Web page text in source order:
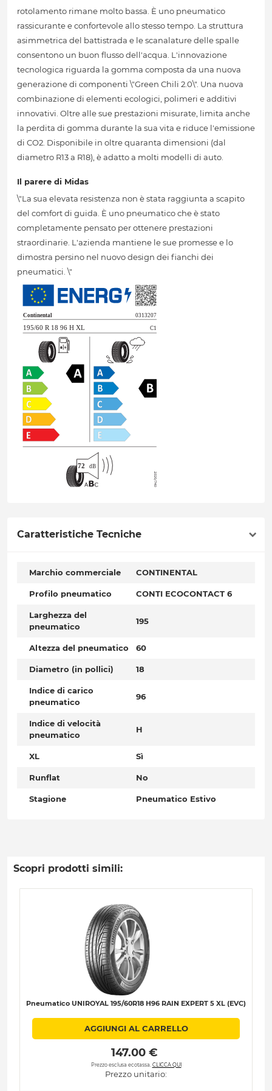
rotolamento rimane molto bassa. È uno pneumatico
rassicurante e confortevole allo stesso tempo. La struttura
asimmetrica del battistrada e le scanalature delle spalle
consentono un buon flusso dell'acqua. L'innovazione
tecnologica riguarda la gomma composta da una nuova
generazione di componenti \"Green Chili 2.0\". Una nuova
combinazione di elementi ecologici, polimeri e additivi
innovativi. Oltre alle sue prestazioni misurate, limita anche
la perdita di gomma durante la sua vita e riduce l'emissione
di CO2. Disponibile in oltre quaranta dimensioni (dal
diametro R13 a R18), è adatto a molti modelli di auto.
Il parere di Midas
\"La sua elevata resistenza non è stata raggiunta a scapito
del comfort di guida. È uno pneumatico che è stato
completamente pensato per ottenere prestazioni
straordinarie. L'azienda mantiene le sue promesse e lo
dimostra persino nel nuovo design dei fianchi dei
pneumatici. \"
Caratteristiche Tecniche
Marchio commerciale CONTINENTAL
Profilo pneumatico CONTI ECOCONTACT 6
Larghezza del
pneumatico
195
Altezza del pneumatico 60
Diametro (in pollici) 18
Indice di carico
pneumatico
96
Indice di velocità
pneumatico
H
XL Sì
Runflat No
Stagione Pneumatico Estivo
Scopri prodotti simili:
Pneumatico UNIROYAL 195/60R18 H96 RAIN EXPERT 5 XL (EVC)
AGGIUNGI AL CARRELLO
147.00 €
Prezzo esclusa ecotassa. CLICCA QUI
Prezzo unitario: